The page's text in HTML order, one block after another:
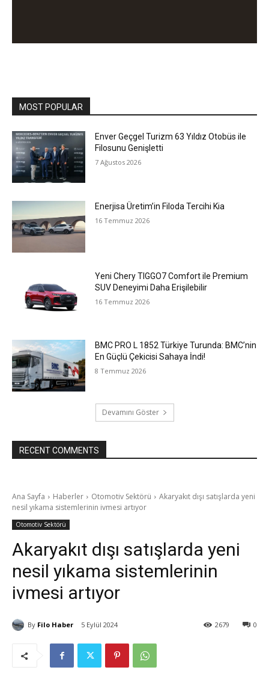
MOST POPULAR
Enver Geçgel Turizm 63 Yıldız Otobüs ile
Filosunu Genişletti
7 Ağustos 2026
Enerjisa Üretim’in Filoda Tercihi Kia
16 Temmuz 2026
Yeni Chery TIGGO7 Comfort ile Premium
SUV Deneyimi Daha Erişilebilir
16 Temmuz 2026
BMC PRO L 1852 Türkiye Turunda: BMC’nin
En Güçlü Çekicisi Sahaya İndi!
8 Temmuz 2026
Devamını Göster
RECENT COMMENTS